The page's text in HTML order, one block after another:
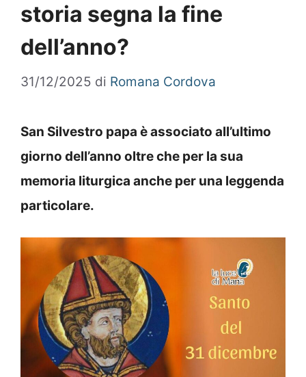
storia segna la fine
dell’anno?
31/12/2025 di Romana Cordova
San Silvestro papa è associato all’ultimo
giorno dell’anno oltre che per la sua
memoria liturgica anche per una leggenda
particolare.